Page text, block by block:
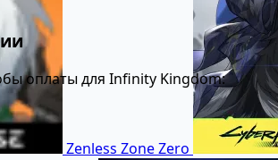
Zenless Zone Zero
оплаты для Infinity Kingdom: